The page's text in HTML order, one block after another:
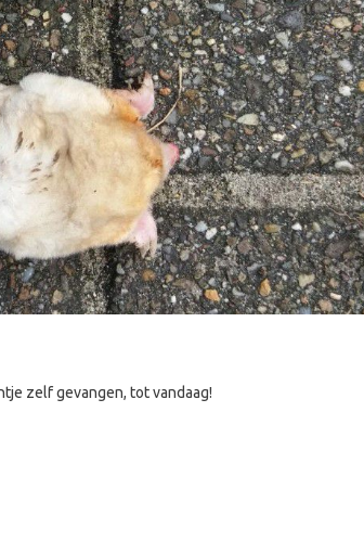
zelf gevangen, tot vandaag!